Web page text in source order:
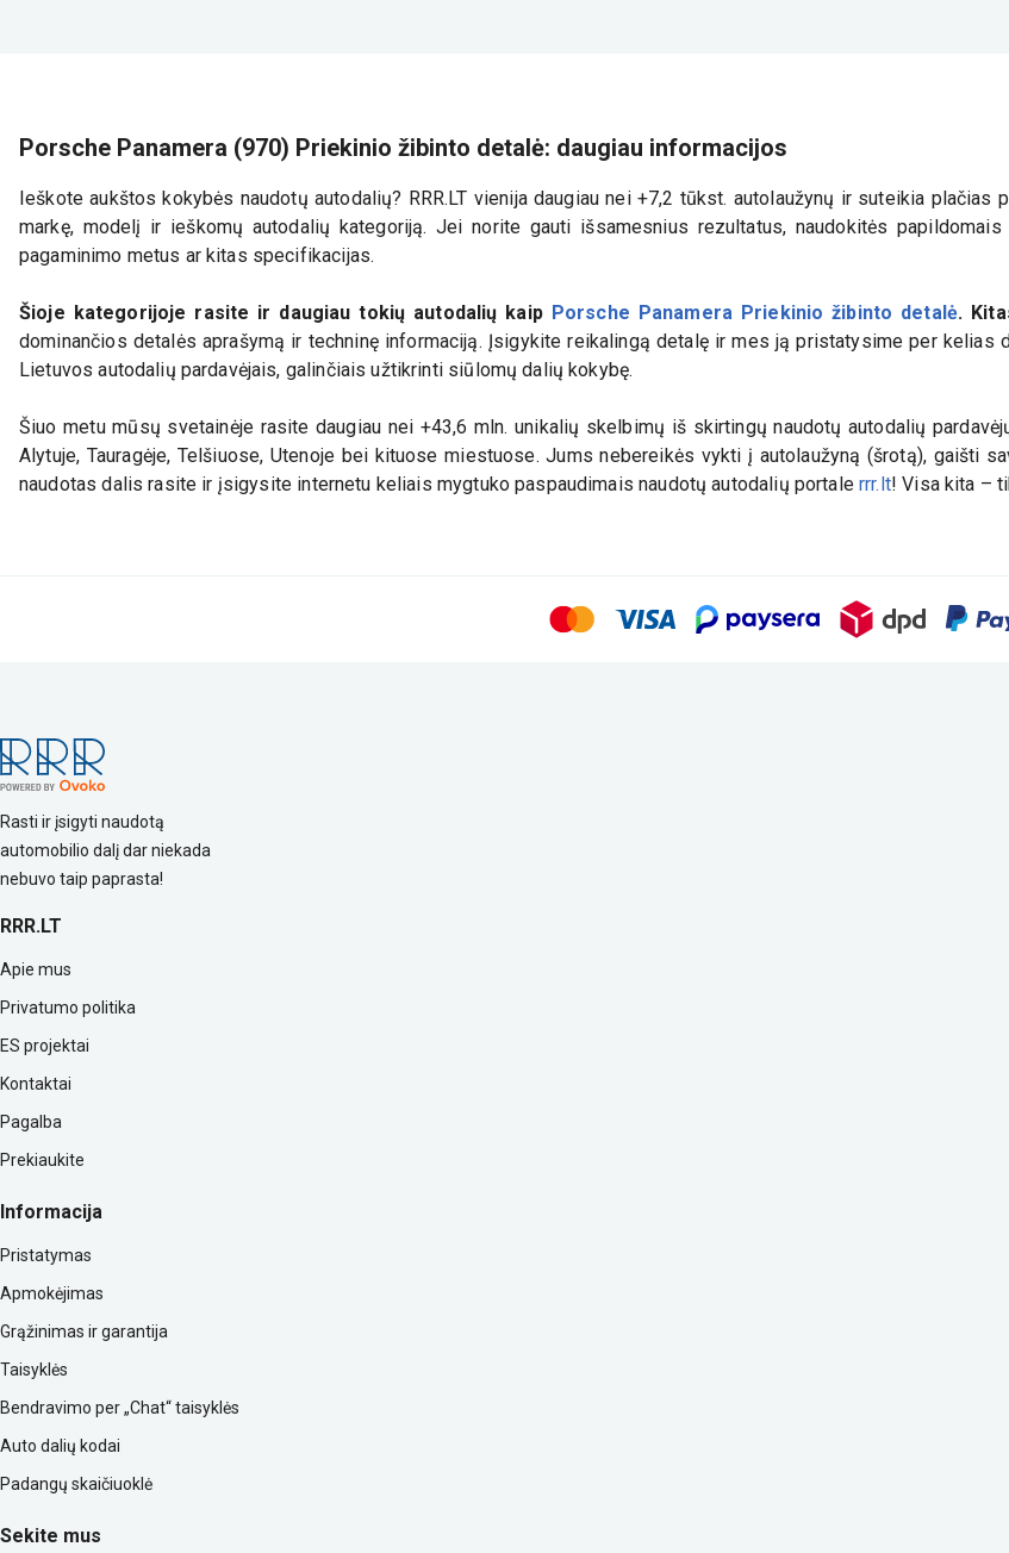
Porsche Panamera (970) Priekinio žibinto detalė: daugiau informacijos
Ieškote aukštos kokybės naudotų autodalių? RRR.LT vienija daugiau nei +7,2 tūkst. autolaužynų ir suteikia
markę, modelį ir ieškomų autodalių kategoriją. Jei norite gauti išsamesnius rezultatus, naudokitės
pagaminimo metus ar kitas specifikacijas.
Šioje kategorijoje rasite ir daugiau tokių autodalių kaip Porsche Panamera Priekinio žibinto detalė.
dominančios detalės aprašymą ir techninę informaciją. Įsigykite reikalingą detalę ir mes ją pristatysime per kelias
Lietuvos autodalių pardavėjais, galinčiais užtikrinti siūlomų dalių kokybę.
Šiuo metu mūsų svetainėje rasite daugiau nei +43,6 mln. unikalių skelbimų iš skirtingų naudotų autodalių
Alytuje, Tauragėje, Telšiuose, Utenoje bei kituose miestuose. Jums nebereikės vykti į autolaužyną (šrotą), gaišti
naudotas dalis rasite ir įsigysite internetu keliais mygtuko paspaudimais naudotų autodalių portale rrr.lt! Visa kita –
Rasti ir įsigyti naudotą
automobilio dalį dar niekada
nebuvo taip paprasta!
RRR.LT
Apie mus
Privatumo politika
ES projektai
Kontaktai
Pagalba
Prekiaukite
Informacija
Pristatymas
Apmokėjimas
Grąžinimas ir garantija
Taisyklės
Bendravimo per „Chat“ taisyklės
Auto dalių kodai
Padangų skaičiuoklė
Sekite mus